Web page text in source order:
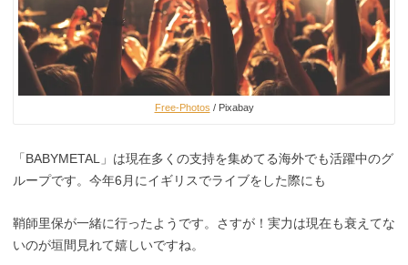
Free-Photos / Pixabay
「BABYMETAL」は現在多くの支持を集めてる海外でも活躍中のグ
ループです。今年6月にイギリスでライブをした際にも
鞘師里保が一緒に行ったようです。さすが！実力は現在も衰えてな
いのが垣間見れて嬉しいですね。